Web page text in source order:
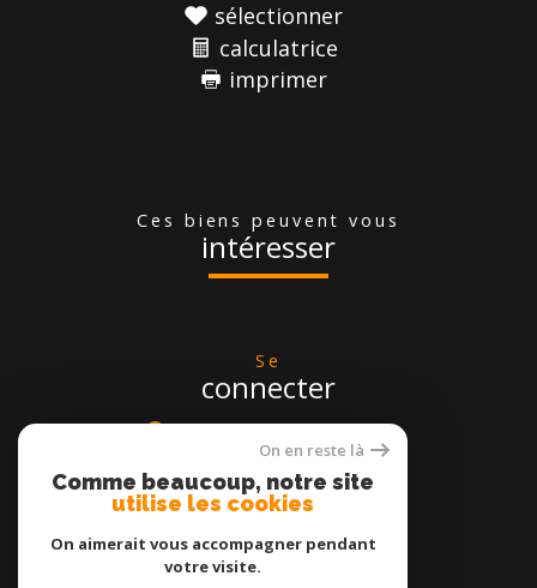
sélectionner
calculatrice
imprimer
ces biens peuvent vous
intéresser
se
connecter
espace propriétaire
nous
On en reste là
Comme beaucoup, notre site
utilise les cookies
On aimerait vous accompagner pendant
votre visite.